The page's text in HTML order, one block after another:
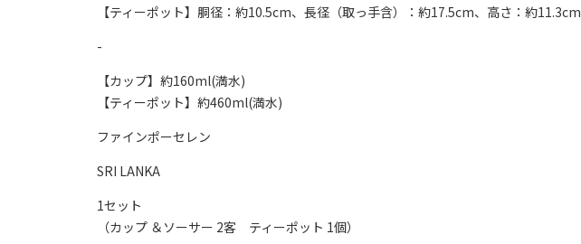
【ティーポット】胴径：約10.5cm、長径（取っ手含）：約17.5cm、高さ：約11.3cm
-
【カップ】約160ml(満水)
【ティーポット】約460ml(満水)
ファインポーセレン
SRI LANKA
1セット
（カップ ＆ソーサー 2客 ティーポット 1個）